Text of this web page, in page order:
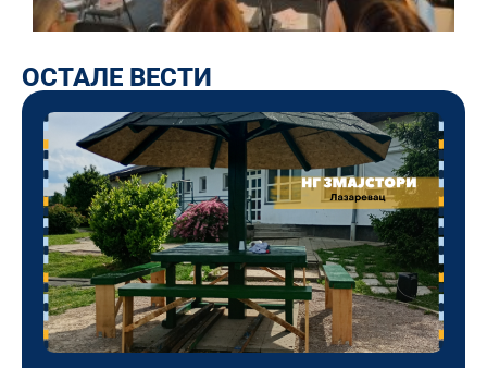
ОСТАЛЕ ВЕСТИ